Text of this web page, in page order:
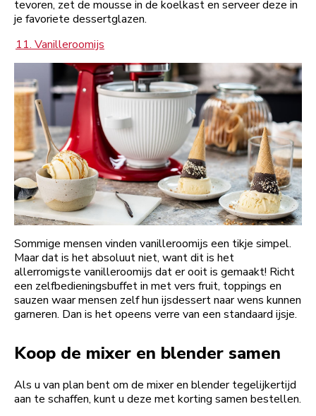
tevoren, zet de mousse in de koelkast en serveer deze in
je favoriete dessertglazen.
11. Vanilleroomijs
Sommige mensen vinden vanilleroomijs een tikje simpel.
Maar dat is het absoluut niet, want dit is het
allerromigste vanilleroomijs dat er ooit is gemaakt! Richt
een zelfbedieningsbuffet in met vers fruit, toppings en
sauzen waar mensen zelf hun ijsdessert naar wens kunnen
garneren. Dan is het opeens verre van een standaard ijsje.
Koop de mixer en blender samen
Als u van plan bent om de mixer en blender tegelijkertijd
aan te schaffen, kunt u deze met korting samen bestellen.